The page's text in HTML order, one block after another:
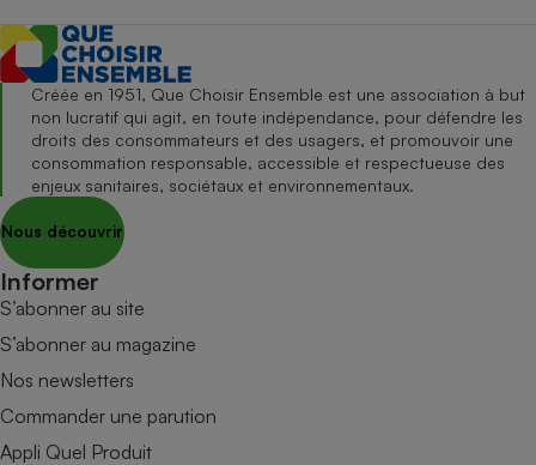
Créée en 1951, Que Choisir Ensemble est une association à but
non lucratif qui agit, en toute indépendance, pour défendre les
droits des consommateurs et des usagers, et promouvoir une
consommation responsable, accessible et respectueuse des
enjeux sanitaires, sociétaux et environnementaux.
Nous découvrir
Informer
S’abonner au site
S’abonner au magazine
Nos newsletters
Commander une parution
Appli Quel Produit